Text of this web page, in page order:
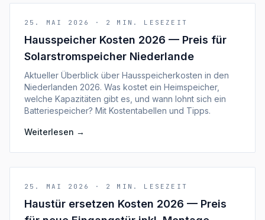
25. MAI 2026 · 2 MIN. LESEZEIT
Hausspeicher Kosten 2026 — Preis für
Solarstromspeicher Niederlande
Aktueller Überblick über Hausspeicherkosten in den
Niederlanden 2026. Was kostet ein Heimspeicher,
welche Kapazitäten gibt es, und wann lohnt sich ein
Batteriespeicher? Mit Kostentabellen und Tipps.
Weiterlesen →
25. MAI 2026 · 2 MIN. LESEZEIT
Haustür ersetzen Kosten 2026 — Preis